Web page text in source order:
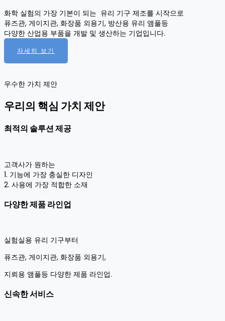
화학 실험의 가장 기본이 되는 유리 기구 제조를 시작으로
퓨즈관, 게이지관, 화장품 외용기, 방산용 유리 앰풀등
다양한 산업용 부품을 개발 및 생산하는 기업입니다.
자세히 보기
우수한 가치 제안
우리의 핵심 가치 제안
최적의 솔루션 제공
고객사가 원하는
1. 기능에 가장 충실한 디자인
2. 사용에 가장 적합한 소재
다양한 제품 라인업
실험실용 유리 기구부터
퓨즈관, 게이지관, 화장품 외용기,
지뢰용 앰풀등 다양한 제품 라인업.
신속한 서비스